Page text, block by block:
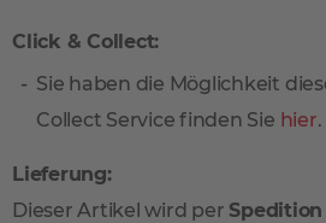
Click & Collect:
Sie haben die Möglichkeit
Collect Service finden Sie hier.
Lieferung:
Dieser Artikel wird per